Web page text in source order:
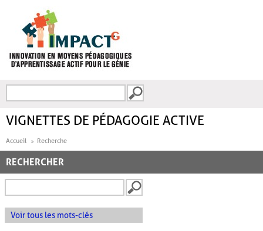
FORMULAIRE DE
VIGNETTES DE PÉDAGOGIE ACTIVE
Accueil Recherche
RECHERCHER
Voir tous les mots-clés